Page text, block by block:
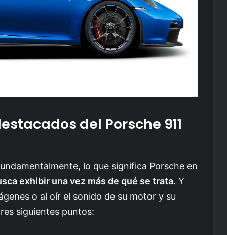
del Porsche 911
lo que significa Porsche en
exhibir una vez más de qué se trata. Y
o al oír el sonido de su motor y su
siguientes puntos: